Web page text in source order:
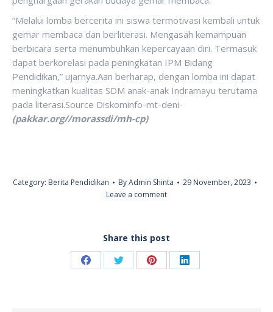
“Melalui lomba bercerita ini siswa termotivasi kembali untuk
gemar membaca dan berliterasi. Mengasah kemampuan
berbicara serta menumbuhkan kepercayaan diri. Termasuk
dapat berkorelasi pada peningkatan IPM Bidang
Pendidikan,” ujarnya.Aan berharap, dengan lomba ini dapat
meningkatkan kualitas SDM anak-anak Indramayu terutama
pada literasi.Source Diskominfo-mt-deni-
(pakkar.org//morassdi/mh-cp)
Category: Berita Pendidikan ByAdmin Shinta
29 November, 2023
Leave a comment
Share this post
Share Share Share Share